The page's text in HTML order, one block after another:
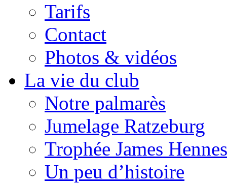
Tarifs
Contact
Photos & vidéos
La vie du club
Notre palmarès
Jumelage Ratzeburg
Trophée James
Un peu d’histoire